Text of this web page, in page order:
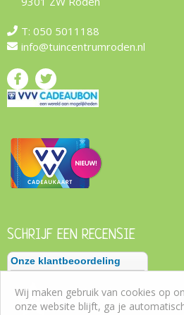
T: 050 5011188
info@tuincentrumroden.nl
SCHRIJF EEN RECENSIE
Wij maken gebruik van cookies op
onze website blijft, ga je